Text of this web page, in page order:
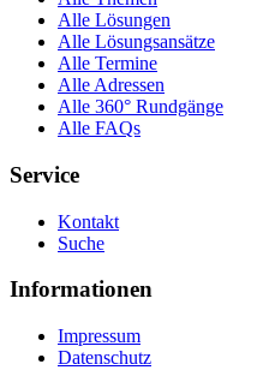
Alle Lösungen
Alle Lösungsansätze
Alle Termine
Alle Adressen
Alle 360° Rundgänge
Alle FAQs
Service
Kontakt
Suche
Informationen
Impressum
Datenschutz